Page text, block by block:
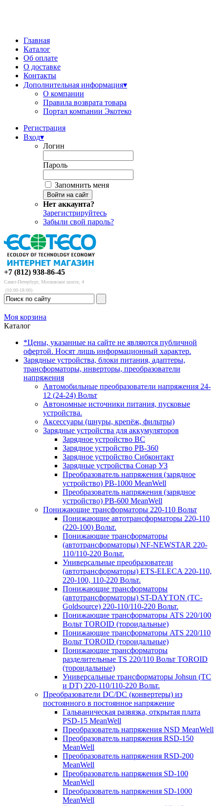
Главная
Каталог
Об оплате
О доставке
Контакты
Дополнительная информация▾
О компании
Правила возврата товара
Портал компании Экотеко
Регистрация
Вход▾
Логин
Пароль
Запомнить меня
Нет аккаунта?
Зарегистрируйтесь
Забыли свой пароль?
+7 (812) 938-86-45
Санкт-Петербург, Московское шоссе, 4
(10:00-18:00)
Моя корзина
Каталог
*Цены, указанные на сайте не являются публичной
офертой. Носят лишь информационный характер.
Зарядные устройства, блоки питания, адаптеры,
трансформаторы, инверторы, преобразователи
напряжения
Автомобильные преобразователи напряжения 24-
12 (24-24) Вольт
Автономные источники питания, пусковые
устройства.
Аксессуары (шнуры, крепёж, фильтры)
Зарядные устройства для аккумуляторов
Зарядное устройство BC
Зарядное устройство PB-360
Зарядное устройство Сибконтакт
Зарядные устройства Сонар УЗ
Преобразователь напряжения (зарядное
устройство) PB-1000 MeanWell
Преобразователь напряжения (зарядное
устройство) PB-600 MeanWell
Понижающие трансформаторы 220-110 Вольт
Понижающие автотрансформаторы 220-110
(220-100) Вольт.
Понижающие трансформаторы
(автотрансформаторы) NF-NEWSTAR 220-
110/110-220 Вольт.
Универсальные преобразователи
(автотрансформаторы) ETS-ELECA 220-110,
220-100, 110-220 Вольт.
Понижающие трансформаторы
(автотрансформаторы) ST-DAYTON (TC-
Goldsource) 220-110/110-220 Вольт.
Понижающие трансформаторы ATS 220/100
Вольт TOROID (тороидальные)
Понижающие трансформаторы ATS 220/110
Вольт TOROID (тороидальные)
Понижающие трансформаторы
разделительные TS 220/110 Вольт TOROID
(тороидальные)
Универсальные трансформаторы Johsun (TС
и DT) 220-110/110-220 Вольт.
Преобразователи DC/DC (конвертеры) из
постоянного в постоянное напряжение
Гальваническая развязка, открытая плата
PSD-15 MeanWell
Преобразователь напряжения NSD MeanWell
Преобразователь напряжения RSD-150
MeanWell
Преобразователь напряжения RSD-200
MeanWell
Преобразователь напряжения SD-100
MeanWell
Преобразователь напряжения SD-1000
MeanWell